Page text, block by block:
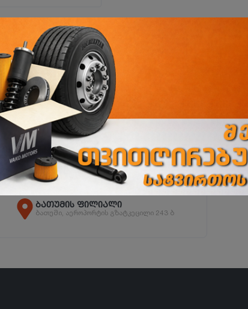
დიღმის ფილიალი
დიღმის მას. VI კვ., კორპ.№23ა
ბათუმის ფილიალი
ბათუმი, აეროპორტის გზატკეცილი 243 ბ